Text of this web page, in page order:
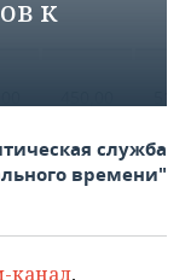
к
829,00
служба
времени"
канал,